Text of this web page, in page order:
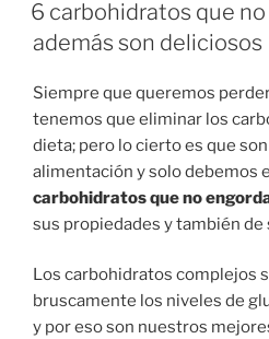
6 carbohidratos que
además son deliciosos
Siempre que queremos
tenemos que eliminar los
dieta; pero lo cierto es que
alimentación y solo debemos
carbohidratos que no
sus propiedades y también de
Los carbohidratos complejos
bruscamente los niveles de
y por eso son nuestros